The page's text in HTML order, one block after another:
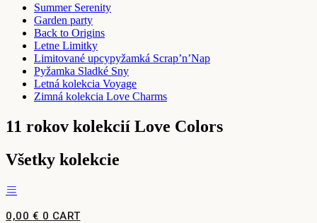
Summer Serenity
Garden party
Back to Origins
Letne Limitky
Limitované upcypyžamká Scrap’n’Nap
Pyžamka Sladké Sny
Letná kolekcia Voyage
Zimná kolekcia Love Charms
11 rokov kolekcií Love Colors
Všetky kolekcie
0,00 € 0 CART